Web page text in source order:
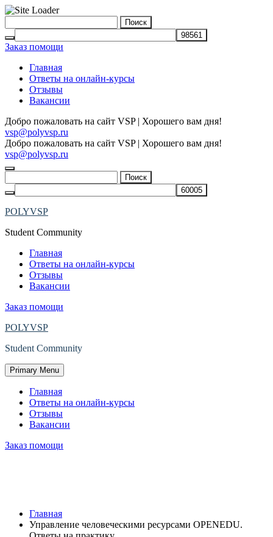
to
content
Заказ помощи
Главная
Ответы на онлайн-курсы
Отзывы
Вакансии
Добро пожаловать на сайт VSP | Хорошего вам дня!
vsp@polyvsp.ru
Добро пожаловать на сайт VSP | Хорошего вам дня!
vsp@polyvsp.ru
POLYVSP
Student Community
Главная
Ответы на онлайн-курсы
Отзывы
Вакансии
Заказ помощи
POLYVSP
Student Community
Primary Menu
Главная
Ответы на онлайн-курсы
Отзывы
Вакансии
Заказ помощи
Главная
Управление человеческими ресурсами OPENEDU.